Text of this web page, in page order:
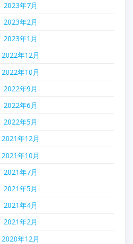
2023年7月
2023年2月
2023年1月
2022年12月
2022年10月
2022年9月
2022年6月
2022年5月
2021年12月
2021年10月
2021年7月
2021年5月
2021年4月
2021年2月
2020年12月